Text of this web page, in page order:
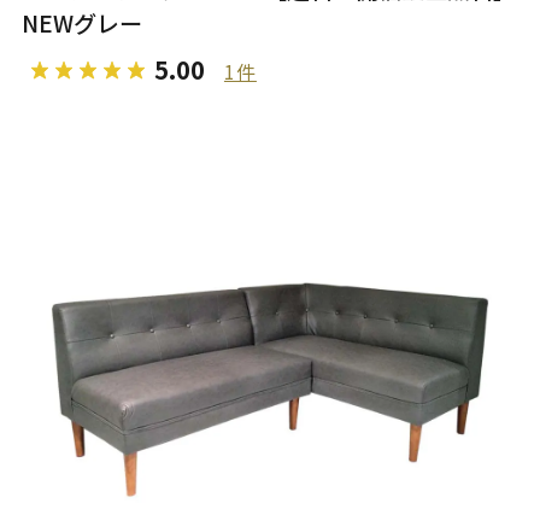
NEWグレー
5.00 1件